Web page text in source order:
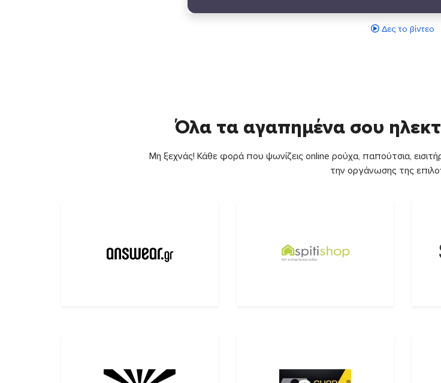
Δες το βίντεο
Όλα τα αγαπημένα σου
Μη ξεχνάς! Κάθε φορά που ψωνίζεις online ρούχα, παπούτσια,
την οργάνωσης της